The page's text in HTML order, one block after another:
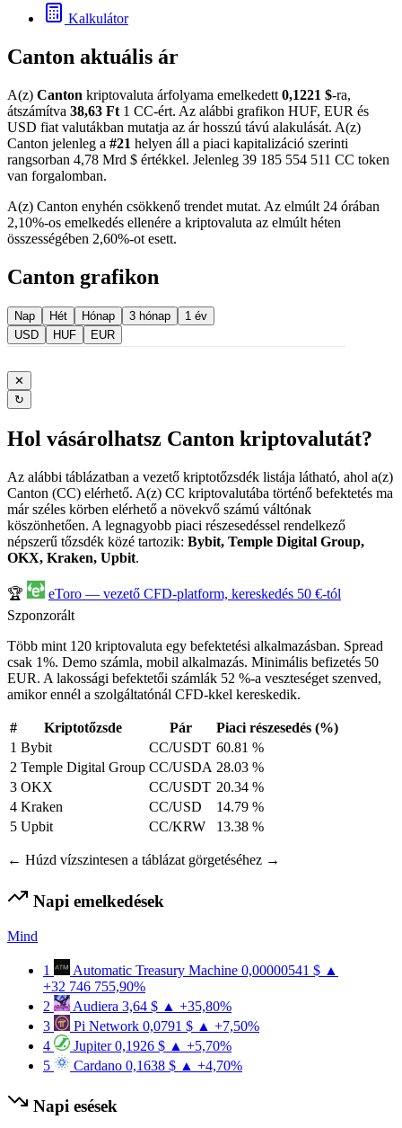
Kalkulátor
Canton aktuális ár
A(z) Canton kriptovaluta árfolyama emelkedett 0,1221 $-ra,
átszámítva 38,63 Ft 1 CC-ért. Az alábbi grafikon HUF, EUR és
USD fiat valutákban mutatja az ár hosszú távú alakulását. A(z)
Canton jelenleg a #21 helyen áll a piaci kapitalizáció szerinti
rangsorban 4,78 Mrd $ értékkel. Jelenleg 39 185 554 511 CC token
van forgalomban.
A(z) Canton enyhén csökkenő trendet mutat. Az elmúlt 24 órában
2,10%-os emelkedés ellenére a kriptovaluta az elmúlt héten
összességében 2,60%-ot esett.
Canton grafikon
Nap Hét Hónap 3 hónap
1 év
USD
HUF EUR
✕
↻
Hol vásárolhatsz Canton kriptovalutát?
Az alábbi táblázatban a vezető kriptotőzsdék listája látható, ahol a(z)
Canton (CC) elérhető. A(z) CC kriptovalutába történő befektetés ma
már széles körben elérhető a növekvő számú váltónak
köszönhetően. A legnagyobb piaci részesedéssel rendelkező
népszerű tőzsdék közé tartozik: Bybit, Temple Digital Group,
OKX, Kraken, Upbit.
🏆
eToro — vezető CFD-platform, kereskedés 50 €-tól
Szponzorált
Több mint 120 kriptovaluta egy befektetési alkalmazásban. Spread
csak 1%. Demo számla, mobil alkalmazás. Minimális befizetés 50
EUR. A lakossági befektetői számlák 52 %-a veszteséget szenved,
amikor ennél a szolgáltatónál CFD-kkel kereskedik.
# Kriptotőzsde Pár
Piaci részesedés (%)
1 Bybit CC/USDT 60.81 %
2 Temple Digital Group CC/USDA 28.03 %
3 OKX CC/USDT 20.34 %
4 Kraken CC/USD
14.79 %
5 Upbit CC/KRW 13.38 %
← Húzd vízszintesen a táblázat görgetéséhez →
Napi emelkedések
Mind
1 Automatic Treasury Machine 0,00000541 $ ▲
+32 746 755,90%
2
Audiera 3,64 $ ▲ +35,80%
3
Pi Network 0,0791 $ ▲ +7,50%
4
Jupiter 0,1926 $ ▲ +5,70%
5
Cardano 0,1638 $ ▲ +4,70%
Napi esések